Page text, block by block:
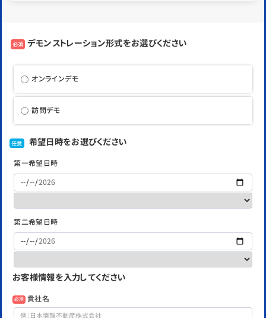
必須 デモンストレーション形式をお選びください
オンラインデモ
訪問デモ
任意 希望日時をお選びください
第一希望日時
第二希望日時
お客様情報を入力してください
必須 貴社名